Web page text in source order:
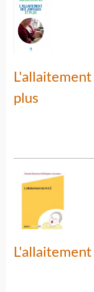
plus
L'allaitement